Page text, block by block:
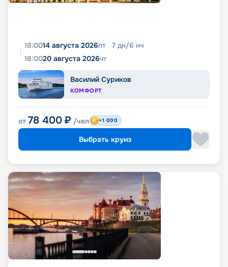
18:0014 августа 2026пт 7 дн/6 нч
18:0020 августа 2026чт
Василий Суриков
КОМФОРТ
от 78 400 ₽ /чел +1 000
Выбрать круиз